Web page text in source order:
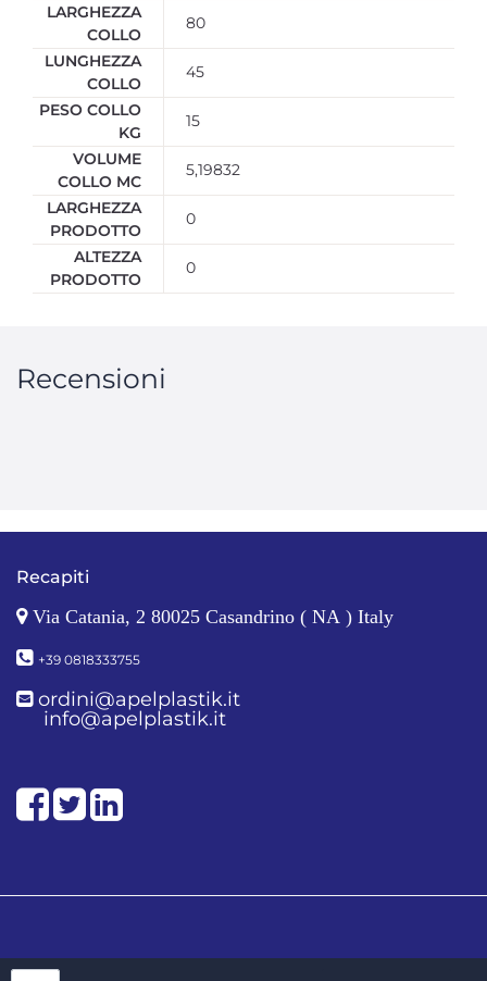
LARGHEZZA
COLLO
80
LUNGHEZZA
COLLO
45
PESO COLLO
KG
15
VOLUME
COLLO MC
5,19832
LARGHEZZA
PRODOTTO
0
ALTEZZA
PRODOTTO
0
Recensioni
Recapiti
Via Catania, 2 80025 Casandrino ( NA ) Italy
+39 0818333755
ordini@apelplastik.it
info@apelplastik.it
Facebook
TwitterLinkedIn